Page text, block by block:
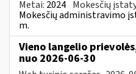
Metai: 2024 Mokesčių
Mokesčių administravimo
m.
Vieno langelio
nuo 2026-06-30